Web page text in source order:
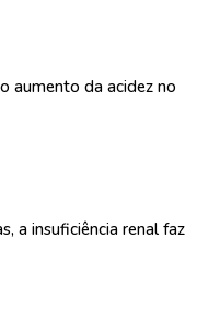
aumento da acidez no
a insuficiência renal faz